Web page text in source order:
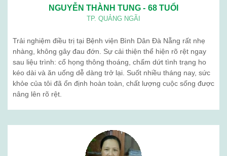
NGUYỄN THÀNH TUNG - 68 TUỔI
TP. QUẢNG NGÃI
Trải nghiệm điều trị tại Bệnh viện Bình Dân Đà Nẵng rất nhẹ
nhàng, không gây đau đớn. Sự cải thiện thể hiện rõ rệt ngay
sau liệu trình: cổ họng thông thoáng, chấm dứt tình trạng ho
kéo dài và ăn uống dễ dàng trở lại. Suốt nhiều tháng nay, sức
khỏe của tôi đã ổn định hoàn toàn, chất lượng cuộc sống được
nâng lên rõ rệt.